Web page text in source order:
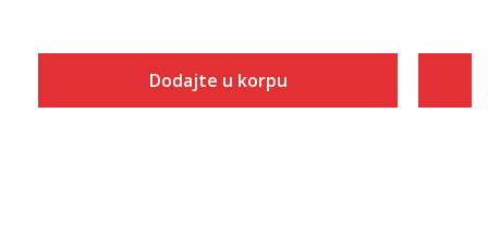
Dodajte u korpu